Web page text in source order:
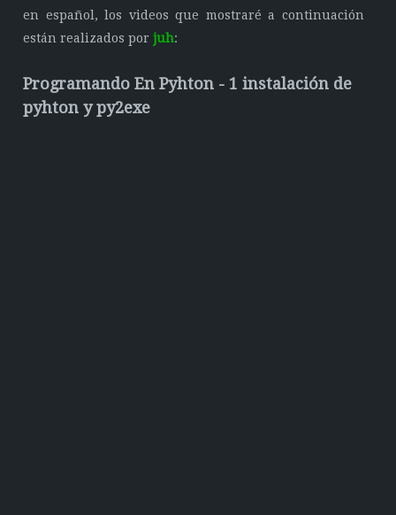
en español, los videos que mostraré a continuación
están realizados porjuh:
Programando En Pyhton - 1 instalación de
pyhton y py2exe